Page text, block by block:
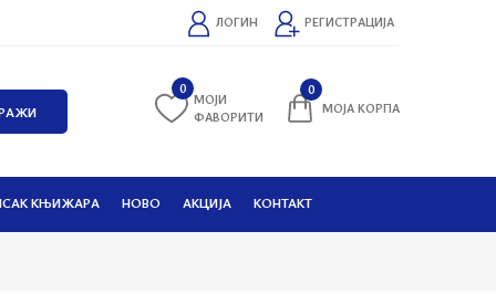
ЛОГИН РЕГИСТРАЦИЈА
0
МОЈИ
ФАВОРИТИ
0
МОЈА КОРПА
КЊИЖАРА НОВО АКЦИЈА КОНТАКТ